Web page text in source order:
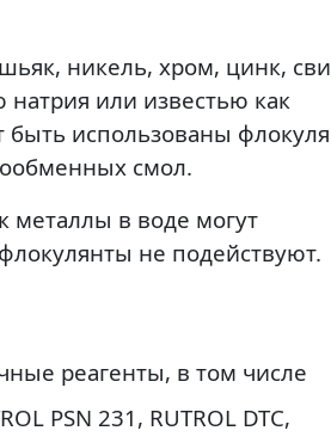
никель, хром, цинк,
натрия или известью как
быть использованы
смол.
металлы в воде могут
не подействуют.
реагенты, в том числе
PSN 231, RUTROL DTC,